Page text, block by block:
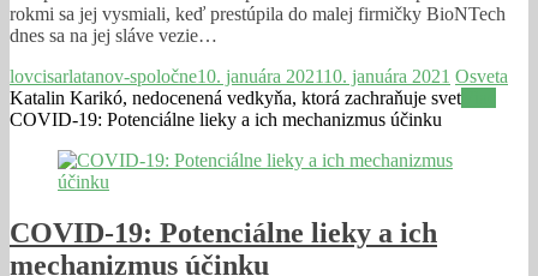
rokmi sa jej vysmiali, keď prestúpila do malej firmičky BioNTech
dnes sa na jej sláve vezie…
lovcisarlatanov-spoločne10. januára 202110. januára 2021 Osveta
Katalin Karikó, nedocenená vedkyňa, ktorá zachraňuje svet
COVID-19: Potenciálne lieky a ich mechanizmus účinku
COVID-19: Potenciálne lieky a ich
mechanizmus účinku